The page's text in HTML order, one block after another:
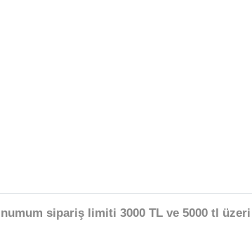
sipariş limiti 3000 TL ve 5000 tl